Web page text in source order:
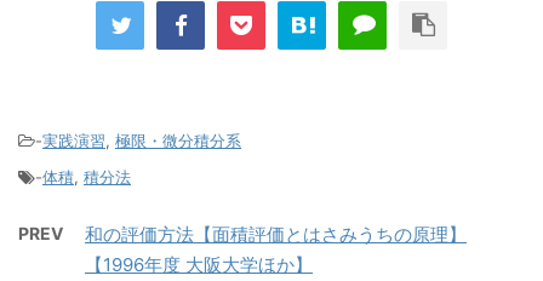
-実践演習, 極限・微分積分系
-体積, 積分法
PREV
和の評価方法【面積評価とはさみうちの原理】
【1996年度 大阪大学ほか】